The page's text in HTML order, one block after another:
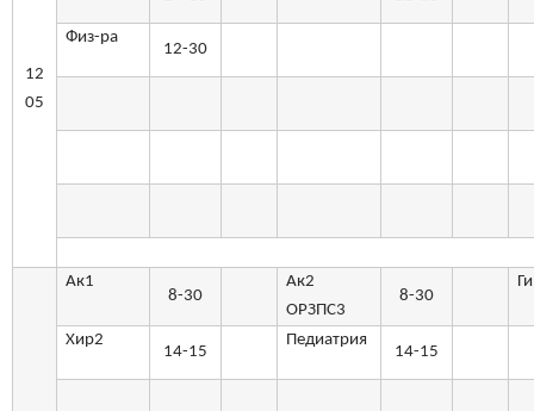
12
05
Физ-ра
12-30
Ак1
8-30
Ак2
ОРЗПС3
8-30
Хир2
14-15
Педиатрия
14-15